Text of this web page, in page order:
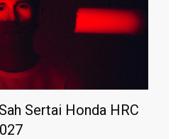
Sertai Honda HRC